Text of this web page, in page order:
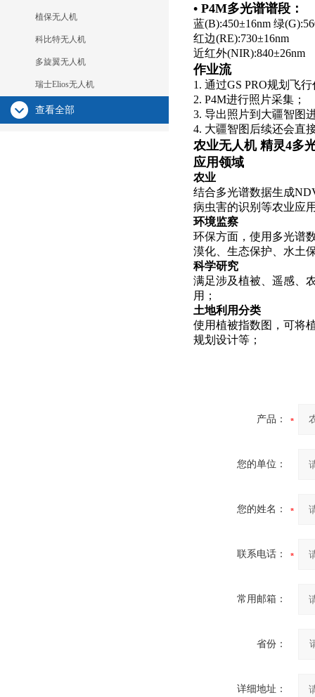
植保无人机
科比特无人机
多旋翼无人机
瑞士Elios无人机
查看全部
• P4M多光谱谱段：
蓝(B):450±16nm 绿
红边(RE):730±16nm
近红外(NIR):840±26nm
作业流
1. 通过GS PRO规划飞
2. P4M进行照片采集；
3. 导出照片到大疆智图
4. 大疆智图后续还会直
农业无人机 精灵4多
应用领域
农业
结合多光谱数据生成
病虫害的识别等农业应
环境监察
环保方面，使用多光谱
漠化、生态保护、水土
科学研究
满足涉及植被、遥感、
用；
土地利用分类
使用植被指数图，可将
规划设计等；
产品：
您的单位：
您的姓名：
联系电话：
常用邮箱：
省份：
详细地址：